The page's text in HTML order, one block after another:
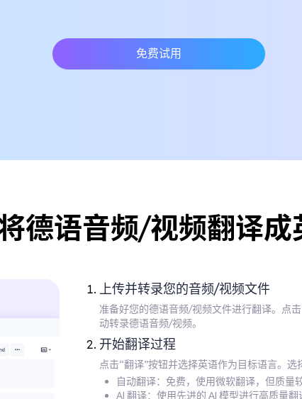
免费试用
德语音频/视频翻译成
上传并转录您的音频/视频文件
准备好您的德语音频/视频文件进行翻译。点
动转录德语音频/视频。
开始翻译过程
点击“翻译”按钮并选择英语作为目标语言。选
自动翻译：免费，使用微软翻译，但质量较
AI 翻译：使用先进的 AI 模型进行高质量翻